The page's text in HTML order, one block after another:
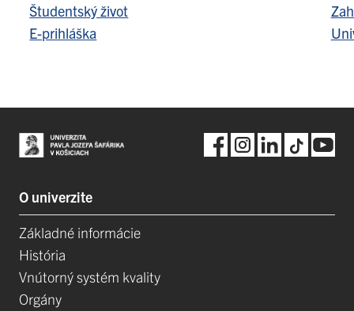
Študentský život
E-prihláška
O univerzite
Základné informácie
História
Vnútorný systém kvality
Orgány